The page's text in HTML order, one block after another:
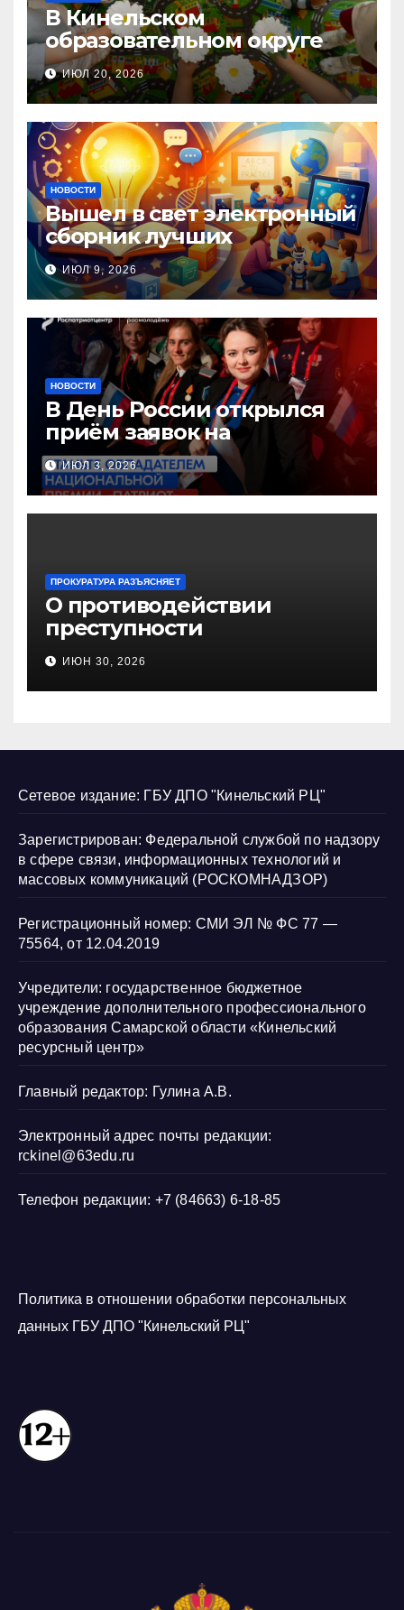
В Кинельском
образовательном округе
прошла Неделя правовой
помощи, посвящённая Дню
семьи, любви и верности
ИЮЛ 20, 2026
НОВОСТИ
Вышел в свет электронный
сборник лучших
инновационных практик
педагогов дошкольного
образования!
ИЮЛ 9, 2026
НОВОСТИ
В День России открылся
приём заявок на
Национальную премию
«Патриот»
ИЮЛ 3, 2026
ПРОКУРАТУРА РАЗЪЯСНЯЕТ
О противодействии
преступности
несовершеннолетних и
нарушению их прав
ИЮН 30, 2026
Сетевое издание: ГБУ ДПО "Кинельский РЦ"
Зарегистрирован: Федеральной службой по надзору
в сфере связи, информационных технологий и
массовых коммуникаций (РОСКОМНАДЗОР)
Регистрационный номер: СМИ ЭЛ № ФС 77 —
75564, от 12.04.2019
Учредители: государственное бюджетное
учреждение дополнительного профессионального
образования Самарской области «Кинельский
ресурсный центр»
Главный редактор: Гулина А.В.
Электронный адрес почты редакции:
rckinel@63edu.ru
Телефон редакции: +7 (84663) 6-18-85
Политика в отношении обработки персональных
данных ГБУ ДПО "Кинельский РЦ"